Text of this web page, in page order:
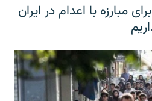
مبارزه با اعدام در ایران